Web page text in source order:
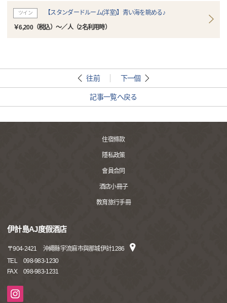
ツイン 【スタンダードルーム(洋室)】青い海を眺める♪
￥6,200（税込）～／人（2名利用時）
往前 下一個
記事一覧へ戻る
住宿條款
隱私政策
會員合同
酒店小冊子
教育旅行手冊
伊計島AJ度假酒店
〒904-2421
沖繩縣宇流麻市與那城伊計1286
TEL
098-983-1230
FAX
098-983-1231